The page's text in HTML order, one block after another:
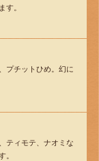
す。
プチットひめ。幻に
ティモテ、ナオミな
。